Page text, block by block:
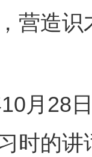
营造
28日
时的讲